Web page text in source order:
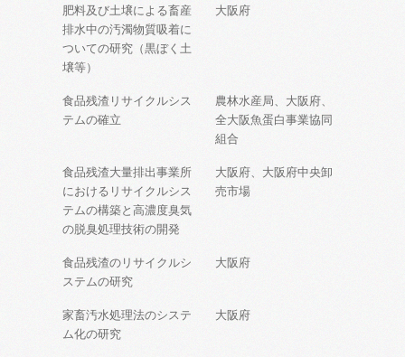
肥料及び土壌による畜産
排水中の汚濁物質吸着に
ついての研究（黒ぼく土
壌等）
大阪府
食品残渣リサイクルシス
テムの確立
農林水産局、大阪府、
全大阪魚蛋白事業協同
組合
食品残渣大量排出事業所
におけるリサイクルシス
テムの構築と高濃度臭気
の脱臭処理技術の開発
大阪府、大阪府中央卸
売市場
食品残渣のリサイクルシ
ステムの研究
大阪府
家畜汚水処理法のシステ
ム化の研究
大阪府